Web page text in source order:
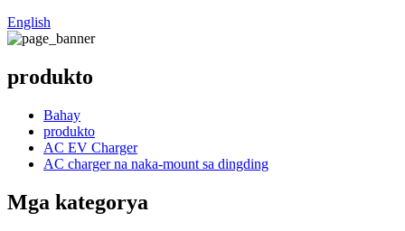
English
produkto
Bahay
produkto
AC EV Charger
AC charger na naka-mount sa dingding
Mga kategorya